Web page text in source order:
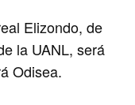
Elizondo, de
la UANL, será
Odisea.